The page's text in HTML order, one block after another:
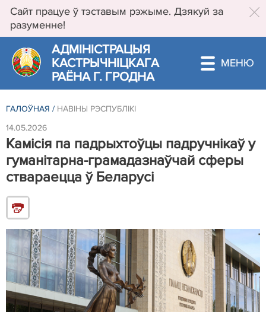
Сайт працуе ў тэставым рэжыме. Дзякуй за
разуменне!
АДМIНIСТРАЦЫЯ
КАСТРЫЧНIЦКАГА
РАЁНА Г. ГРОДНА
ГАЛОЎНАЯ / НАВІНЫ РЭСПУБЛIКI
14.05.2026
Камісія па падрыхтоўцы падручнікаў у
гуманітарна-грамадазнаўчай сферы
ствараецца ў Беларусі